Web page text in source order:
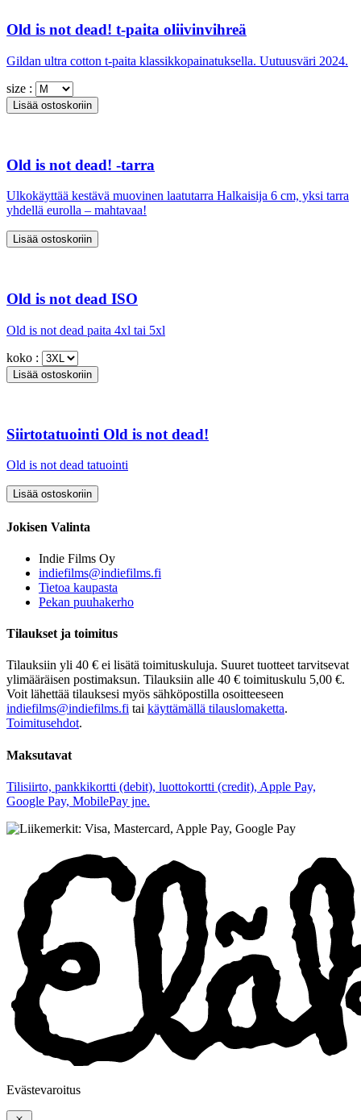
Old is not dead! t-paita oliivinvihreä
Gildan ultra cotton t-paita klassikkopainatuksella. Uutuusväri 2024.
size :
Old is not dead! -tarra
Ulkokäyttää kestävä muovinen laatutarra Halkaisija 6 cm, yksi tarra
yhdellä eurolla – mahtavaa!
Old is not dead ISO
Old is not dead paita 4xl tai 5xl
koko :
Siirtotatuointi Old is not dead!
Old is not dead tatuointi
Jokisen Valinta
Indie Films Oy
indiefilms@indiefilms.fi
Tietoa kaupasta
Pekan puuhakerho
Tilaukset ja toimitus
Tilauksiin yli 40 € ei lisätä toimituskuluja. Suuret tuotteet tarvitsevat
ylimääräisen postimaksun. Tilauksiin alle 40 € toimituskulu 5,00 €.
Voit lähettää tilauksesi myös sähköpostilla osoitteeseen
indiefilms@indiefilms.fi tai käyttämällä tilauslomaketta.
Toimitusehdot.
Maksutavat
Tilisiirto, pankkikortti (debit), luottokortti (credit), Apple Pay,
Google Pay, MobilePay jne.
Evästevaroitus